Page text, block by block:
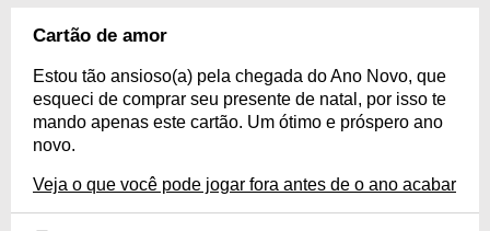
Cartão de amor
Estou tão ansioso(a) pela chegada do Ano Novo, que
esqueci de comprar seu presente de natal, por isso te
mando apenas este cartão. Um ótimo e próspero ano
novo.
Veja o que você pode jogar fora antes de o ano acabar